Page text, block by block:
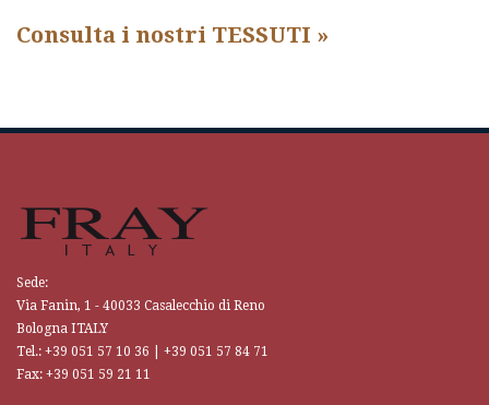
Consulta i nostri TESSUTI »
Sede:
Via Fanin, 1 - 40033 Casalecchio di Reno
Bologna ITALY
Tel.: +39 051 57 10 36 | +39 051 57 84 71
Fax: +39 051 59 21 11